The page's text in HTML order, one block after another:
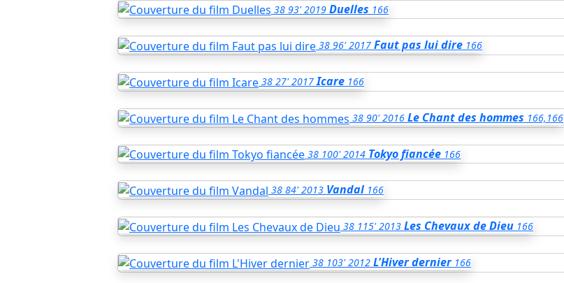
38 93' 2019 Duelles 166
38 96' 2017 Faut pas lui dire 166
38 27' 2017 Icare 166
38 90' 2016 Le Chant des hommes 166,166
38 100' 2014 Tokyo fiancée 166
38 84' 2013 Vandal 166
38 115' 2013 Les Chevaux de Dieu 166
38 103' 2012 L'Hiver dernier 166